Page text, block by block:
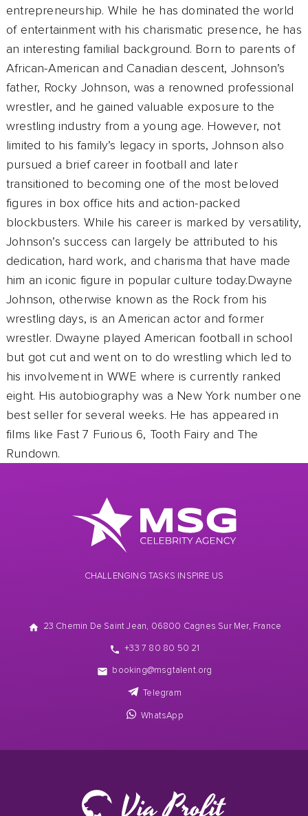
entrepreneurship. While he has dominated the world
of entertainment with his charismatic presence, he has
an interesting familial background. Born to parents of
African-American and Canadian descent, Johnson’s
father, Rocky Johnson, was a renowned professional
wrestler, and he gained valuable exposure to the
wrestling industry from a young age. However, not
limited to his family’s legacy in sports, Johnson also
pursued a brief career in football and later
transitioned to becoming one of the most beloved
figures in box office hits and action-packed
blockbusters. While his career is marked by versatility,
Johnson’s success can largely be attributed to his
dedication, hard work, and charisma that have made
him an iconic figure in popular culture today.Dwayne
Johnson, otherwise known as the Rock from his
wrestling days, is an American actor and former
wrestler. Dwayne played American football in school
but got cut and went on to do wrestling which led to
his involvement in WWE where is currently ranked
eight. His autobiography was a New York number one
best seller for several weeks. He has appeared in
films like Fast 7 Furious 6, Tooth Fairy and The
Rundown.
CHALLENGING TASKS INSPIRE US
23 Chemin De Saint Jean, 06800 Cagnes Sur Mer, France
+33 7 80 80 50 21
booking@msgtalent.org
Telegram
WhatsApp